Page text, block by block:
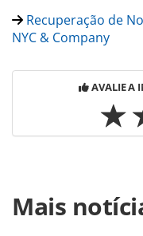
Recuperação de
NYC & Company
AVALIE A
https://
nyc-anuncia-
Mais